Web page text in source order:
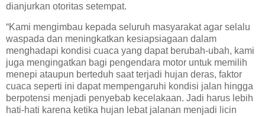
dianjurkan otoritas setempat.
“Kami mengimbau kepada seluruh masyarakat agar selalu
waspada dan meningkatkan kesiapsiagaan dalam
menghadapi kondisi cuaca yang dapat berubah-ubah, kami
juga mengingatkan bagi pengendara motor untuk memilih
menepi ataupun berteduh saat terjadi hujan deras, faktor
cuaca seperti ini dapat mempengaruhi kondisi jalan hingga
berpotensi menjadi penyebab kecelakaan. Jadi harus lebih
hati-hati karena ketika hujan lebat jalanan menjadi licin